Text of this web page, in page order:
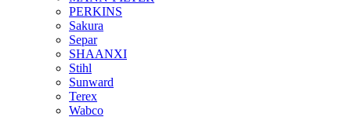
PERKINS
Sakura
Separ
SHAANXI
Stihl
Sunward
Terex
Wabco